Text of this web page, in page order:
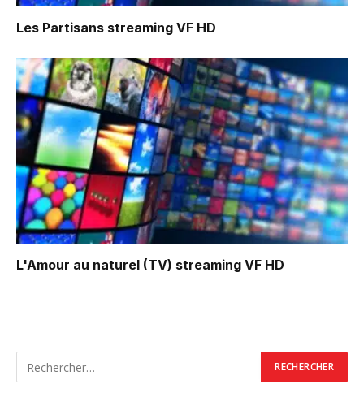
Les Partisans streaming VF HD
L'Amour au naturel (TV) streaming VF HD